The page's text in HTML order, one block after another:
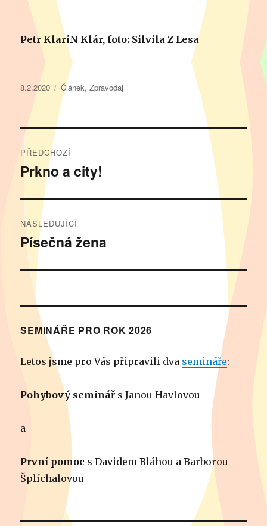
Petr KlariN Klár, foto: Silvila Z Lesa
Publikováno:
8.2.2020 Rubriky:
Článek,Zpravodaj
Navigace
pro
příspěvek
PŘEDCHOZÍ
Předchozí
příspěvek:
Prkno a city!
NÁSLEDUJÍCÍ
Následující
příspěvek:
Písečná žena
SEMINÁŘE PRO ROK 2026
Letos jsme pro Vás připravili dva semináře:
Pohybový seminář s Janou Havlovou
a
První pomoc s Davidem Bláhou a Barborou
Šplíchalovou